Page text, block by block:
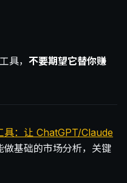
具， 不要期望它替你赚
具：让 ChatGPT/Claude
基础的市场分析，关键